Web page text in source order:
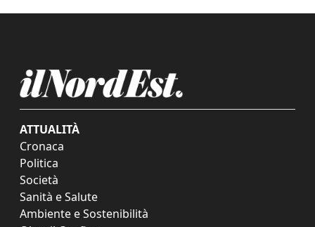
ATTUALITÀ
Cronaca
Politica
Società
Sanità e Salute
Ambiente e Sostenibilità